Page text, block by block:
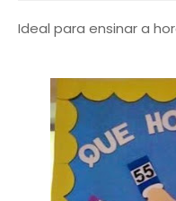
Ideal para ensinar a